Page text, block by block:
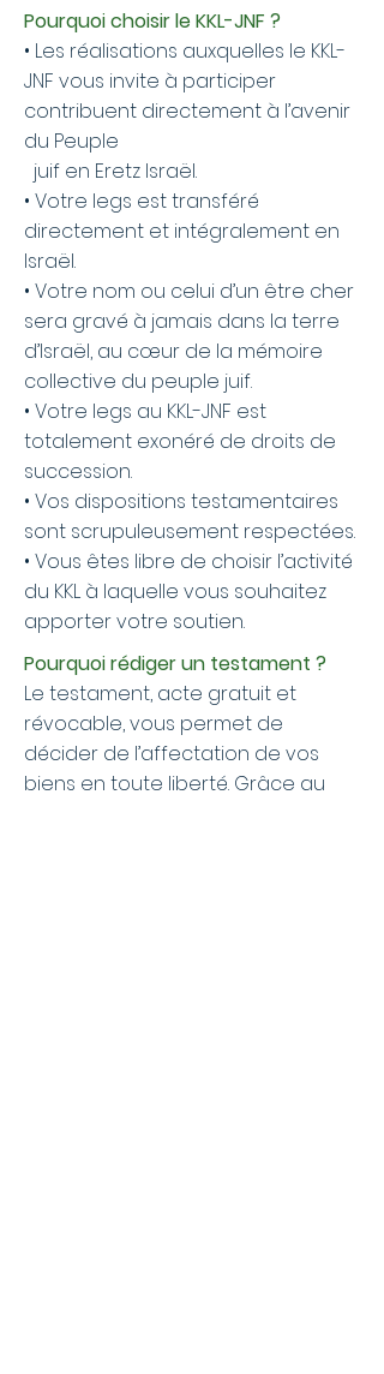
Pourquoi choisir le KKL-JNF ?
• Les réalisations auxquelles le KKL-
JNF vous invite à participer
contribuent directement à l’avenir
du Peuple
juif en Eretz Israël.
• Votre legs est transféré
directement et intégralement en
Israël.
• Votre nom ou celui d’un être cher
sera gravé à jamais dans la terre
d’Israël, au cœur de la mémoire
collective du peuple juif.
• Votre legs au KKL-JNF est
totalement exonéré de droits de
succession.
• Vos dispositions testamentaires
sont scrupuleusement respectées.
• Vous êtes libre de choisir l’activité
du KKL à laquelle vous souhaitez
apporter votre soutien.
Pourquoi rédiger un testament ?
Le testament, acte gratuit et
révocable, vous permet de
décider de l’affectation de vos
biens en toute liberté. Grâce au